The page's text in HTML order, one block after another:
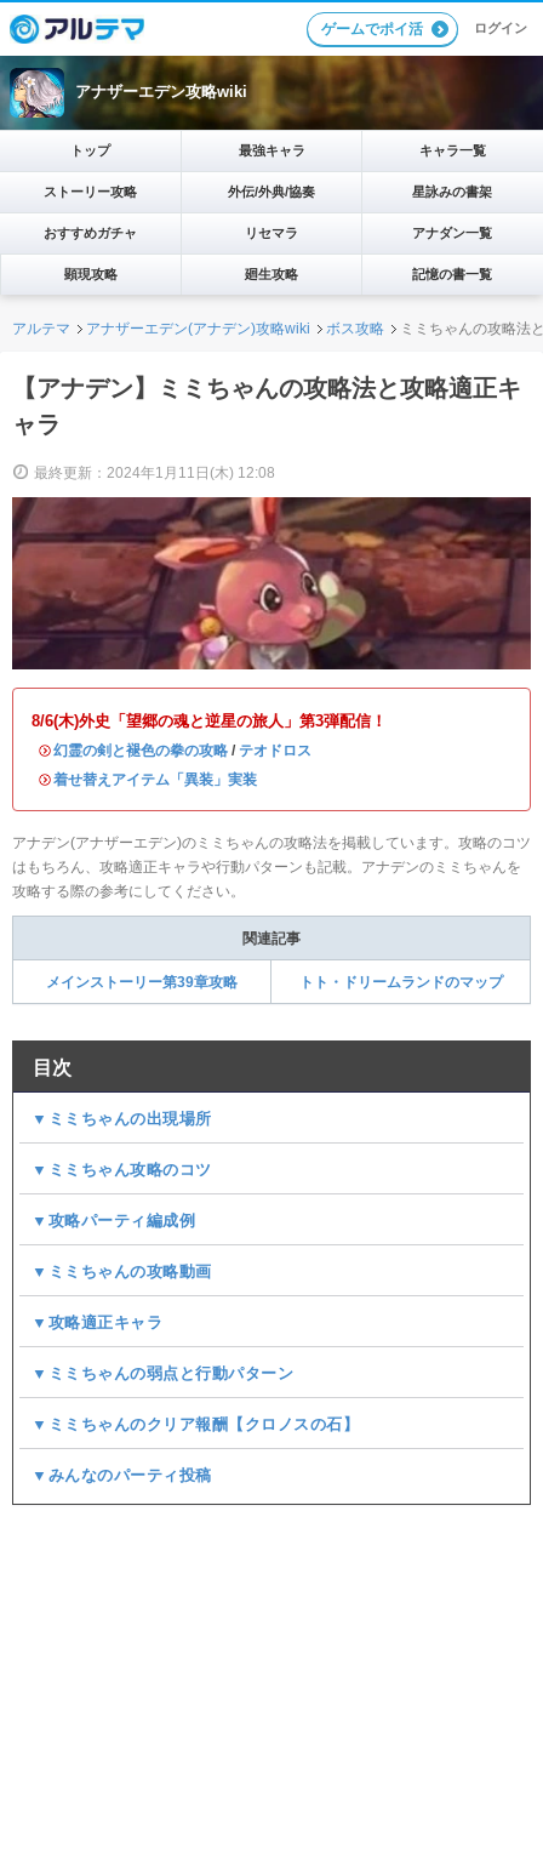
ゲームでポイ活 ログイン
アナザーエデン攻略wiki
トップ 最強キャラ キャラ一覧
ストーリー攻略 外伝/外典/協奏 星詠みの書架
おすすめガチャ リセマラ アナダン一覧
顕現攻略 廻生攻略 記憶の書一覧
アルテマ アナザーエデン(アナデン)攻略wiki ボス攻略 ミミちゃんの攻略法
【アナデン】ミミちゃんの攻略法と攻略適正キ
ャラ
最終更新：2024年1月11日(木) 12:08
8/6(木)外史「望郷の魂と逆星の旅人」第3弾配信！
・幻霊の剣と褪色の拳の攻略 / テオドロス
・着せ替えアイテム「異装」実装
アナデン(アナザーエデン)のミミちゃんの攻略法を掲載しています。攻略のコツ
はもちろん、攻略適正キャラや行動パターンも記載。アナデンのミミちゃんを
攻略する際の参考にしてください。
関連記事
メインストーリー第39章攻略 トト・ドリームランドのマップ
目次
▼ミミちゃんの出現場所
▼ミミちゃん攻略のコツ
▼攻略パーティ編成例
▼ミミちゃんの攻略動画
▼攻略適正キャラ
▼ミミちゃんの弱点と行動パターン
▼ミミちゃんのクリア報酬【クロノスの石】
▼みんなのパーティ投稿